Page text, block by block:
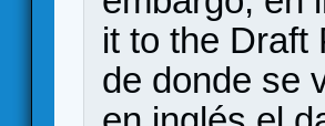
it to the Draft
de donde se